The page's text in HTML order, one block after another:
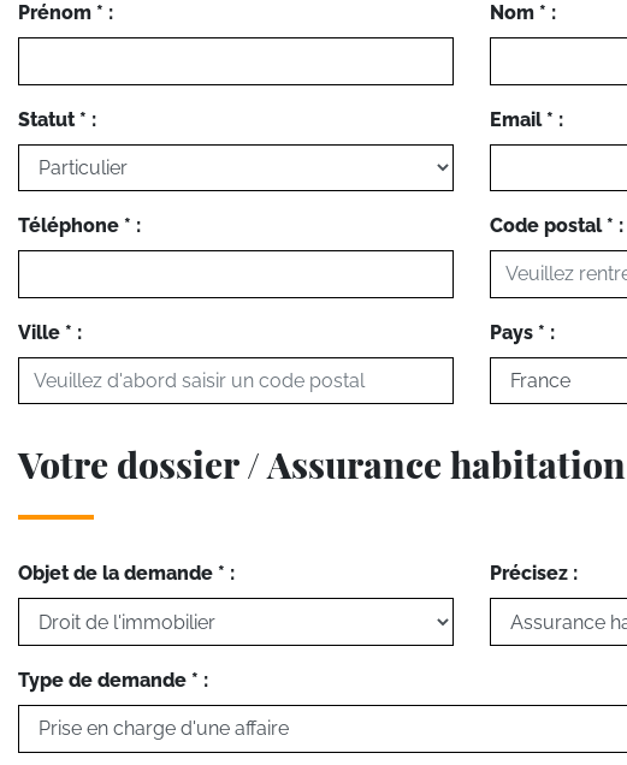
Prénom * : Nom * :
Statut * : Email * :
Téléphone * : Code postal * :
Ville * : Pays * :
Votre dossier / Assurance habitation
Objet de la demande * : Précisez :
Type de demande * :